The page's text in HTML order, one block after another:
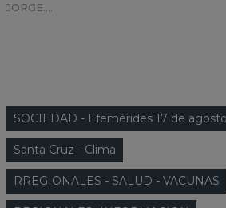
JORGE....
SOCIEDAD - Efemérides 17 de agosto
Santa Cruz - Clima
RREGIONALES - SALUD - VACUNAS